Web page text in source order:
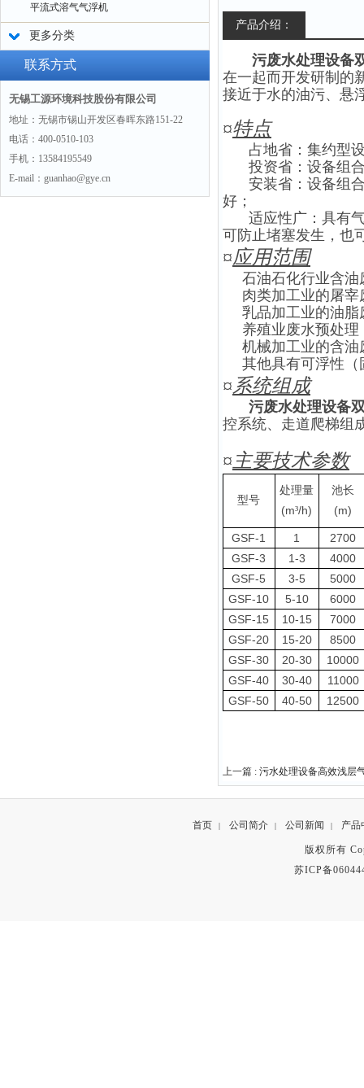
平流式溶气气浮机
更多分类
联系方式
无锡工源环境科技股份有限公司
地址：无锡市锡山开发区春晖东路151-22
电话：400-0510-103
手机：13584195549
E-mail：guanhao@gye.cn
产品介绍：
污废水处理设备
在一起而开发研制的
接近于水的油污、悬
¤特点
占地省：集约型
投资省：设备组
安装省：设备组
好；
适应性广：具有
可防止堵塞发生，也
¤应用范围
石油石化行业含油
肉类加工业的屠宰
乳品加工业的油脂
养殖业废水预处理
机械加工业的含油
其他具有可浮性
¤系统组成
污废水处理设备
控系统、走道爬梯组
¤ 主要技术参数
型号
处理量
(m³/h)
池长
(m)
GSF-1 1
2700
GSF-3
1-3
4000
GSF-5
3-5
5000
GSF-10
5-10
6000
GSF-15
10-15
7000
GSF-20
15-20
8500
GSF-30
20-30
10000
GSF-40
30-40
11000
GSF-50
40-50 12500
上一篇 : 污水处理设备高效浅层
首页 | 公司简介 | 公司新闻 | 产品
版权所有
苏ICP备